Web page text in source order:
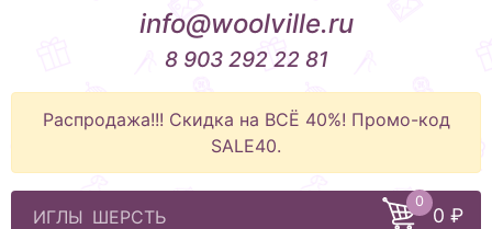
info@woolville.ru
8 903 292 22 81
Распродажа!!! Скидка на ВСЁ 40%! Промо-код
SALE40.
ИГЛЫ ШЕРСТЬ
0
0 ₽